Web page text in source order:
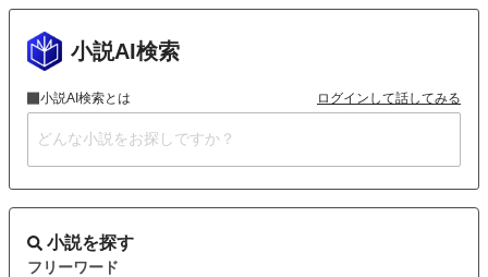
小説AI検索
小説AI検索とは ログインして話してみる
小説を探す
フリーワード